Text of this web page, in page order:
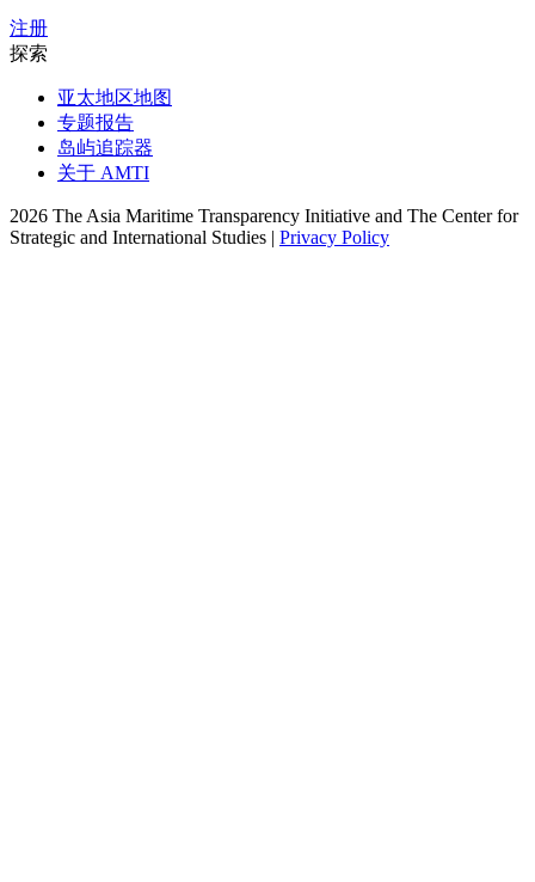
注册
探索
亚太地区地图
专题报告
岛屿追踪器
关于 AMTI
2026 The Asia Maritime Transparency Initiative and The Center for
Strategic and International Studies | Privacy Policy